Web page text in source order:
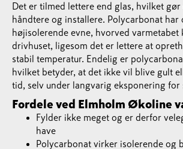
Det er tilmed lettere end glas, hvilket gør
håndtere og installere. Polycarbonat har
højisolerende evne, hvorved varmetabet
drivhuset, ligesom det er lettere at
stabil temperatur. Endelig er
hvilket betyder, at det ikke vil blive gult
tid, selv under langvarig eksponering for
Fordele ved Elmholm Økoline
Fylder ikke meget og er derfor
have
Polycarbonat virker isolerende og